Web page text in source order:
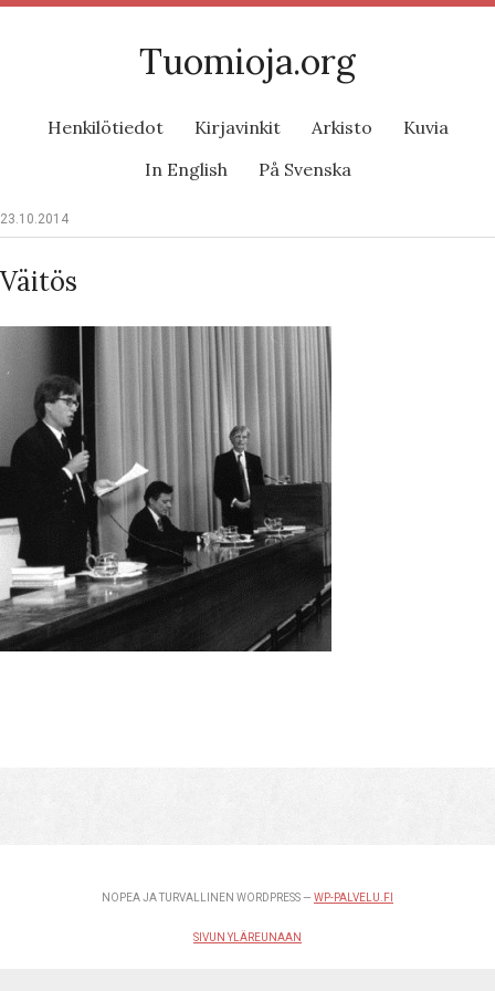
Tuomioja.org
Henkilötiedot Kirjavinkit Arkisto
Kuvia
In English
På Svenska
23.10.2014
Väitös
NOPEA JA TURVALLINEN WORDPRESS — WP-PALVELU.FI
SIVUN YLÄREUNAAN